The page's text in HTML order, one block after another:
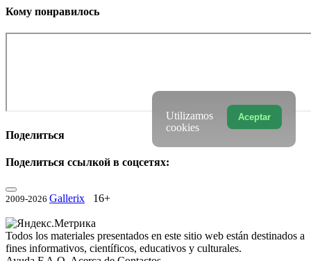
Кому понравилось
Поделиться
Поделиться ссылкой в соцсетях:
2009-2026 Gallerix 16+
Todos los materiales presentados en este sitio web están destinados a
fines informativos, científicos, educativos y culturales.
Aceptar
Utilizamos
cookies